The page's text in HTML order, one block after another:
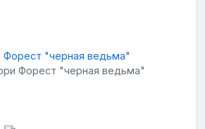
Форест "черная ведьма"